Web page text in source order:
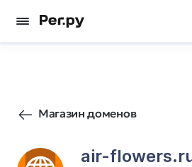
Магазин доменов
air-